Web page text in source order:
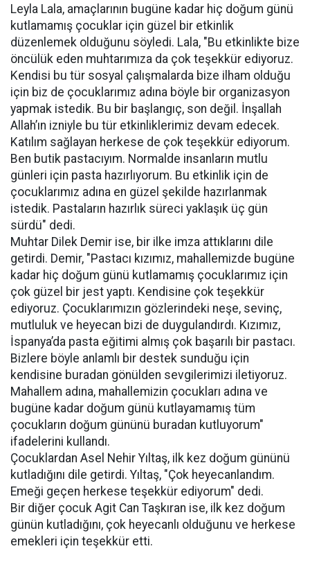
Leyla Lala, amaçlarının bugüne kadar hiç doğum günü
kutlamamış çocuklar için güzel bir etkinlik
düzenlemek olduğunu söyledi. Lala, "Bu etkinlikte bize
öncülük eden muhtarımıza da çok teşekkür ediyoruz.
Kendisi bu tür sosyal çalışmalarda bize ilham olduğu
için biz de çocuklarımız adına böyle bir organizasyon
yapmak istedik. Bu bir başlangıç, son değil. İnşallah
Allah’ın izniyle bu tür etkinliklerimiz devam edecek.
Katılım sağlayan herkese de çok teşekkür ediyorum.
Ben butik pastacıyım. Normalde insanların mutlu
günleri için pasta hazırlıyorum. Bu etkinlik için de
çocuklarımız adına en güzel şekilde hazırlanmak
istedik. Pastaların hazırlık süreci yaklaşık üç gün
sürdü" dedi.
Muhtar Dilek Demir ise, bir ilke imza attıklarını dile
getirdi. Demir, "Pastacı kızımız, mahallemizde bugüne
kadar hiç doğum günü kutlamamış çocuklarımız için
çok güzel bir jest yaptı. Kendisine çok teşekkür
ediyoruz. Çocuklarımızın gözlerindeki neşe, sevinç,
mutluluk ve heyecan bizi de duygulandırdı. Kızımız,
İspanya’da pasta eğitimi almış çok başarılı bir pastacı.
Bizlere böyle anlamlı bir destek sunduğu için
kendisine buradan gönülden sevgilerimizi iletiyoruz.
Mahallem adına, mahallemizin çocukları adına ve
bugüne kadar doğum günü kutlayamamış tüm
çocukların doğum gününü buradan kutluyorum"
ifadelerini kullandı.
Çocuklardan Asel Nehir Yıltaş, ilk kez doğum gününü
kutladığını dile getirdi. Yıltaş, "Çok heyecanlandım.
Emeği geçen herkese teşekkür ediyorum" dedi.
Bir diğer çocuk Agit Can Taşkıran ise, ilk kez doğum
günün kutladığını, çok heyecanlı olduğunu ve herkese
emekleri için teşekkür etti.